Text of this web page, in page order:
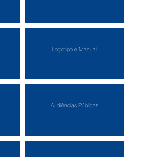
Logotipo e Manual
Audiências Públicas